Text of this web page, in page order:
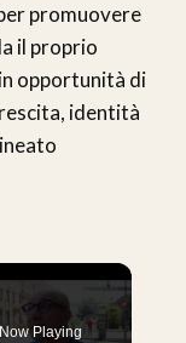
promuovere
il proprio
opportunità di
identità
Now Playing